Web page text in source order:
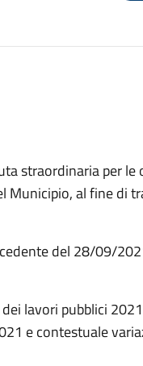
straordinaria per
Municipio, al fine di
del 28/09/
lavori pubblici
e contestuale